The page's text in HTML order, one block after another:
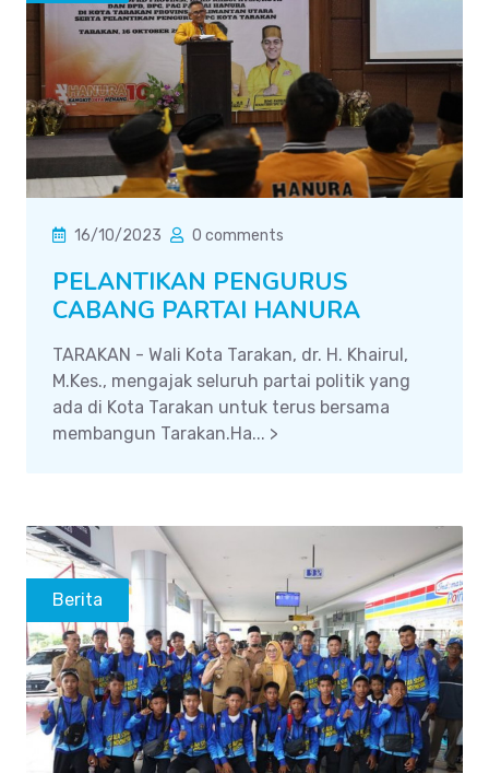
16/10/2023 0 comments
PELANTIKAN PENGURUS
CABANG PARTAI HANURA
TARAKAN - Wali Kota Tarakan, dr. H. Khairul,
M.Kes., mengajak seluruh partai politik yang
ada di Kota Tarakan untuk terus bersama
membangun Tarakan.Ha... >
Berita